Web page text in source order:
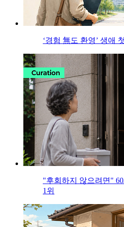
‘경험 無도 환영’ 생애
"후회하지 않으려면"
1위